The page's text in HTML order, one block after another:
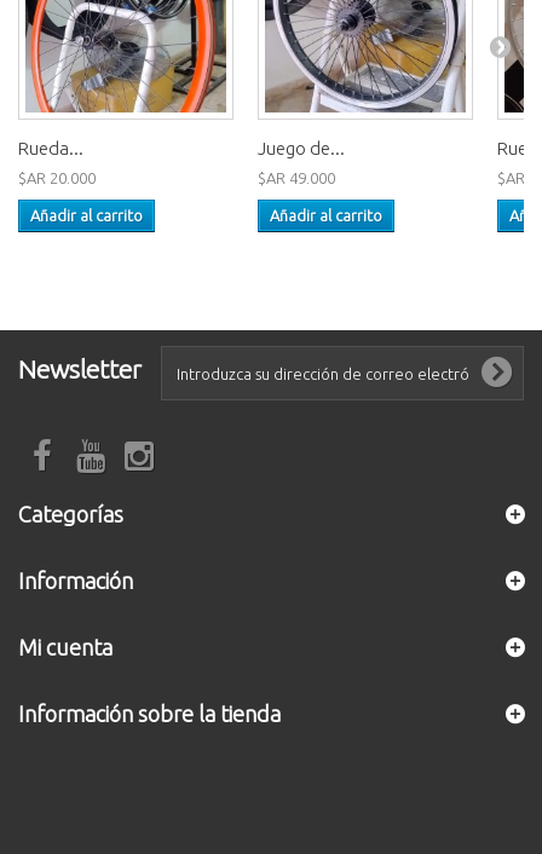
Rueda...
$AR 20.000
Añadir al carrito
Juego de...
$AR 49.000
Añadir al carrito
$AR
Newsletter
Categorías
Información
Mi cuenta
Información sobre la tienda